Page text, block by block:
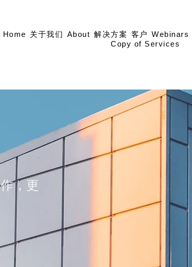
Home 关于我们 About 解决方案 客户 Webinars
Copy of Services
，更